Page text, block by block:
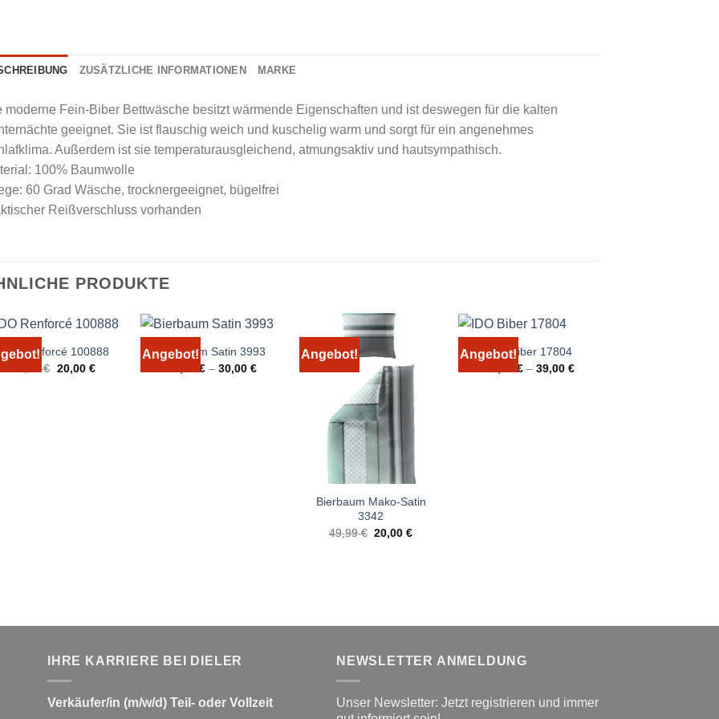
ZUSÄTZLICHE INFORMATIONEN MARKE
moderne Fein-Biber Bettwäsche besitzt wärmende Eigenschaften und ist deswegen für die kalten
geeignet. Sie ist flauschig weich und kuschelig warm und sorgt für ein angenehmes
Außerdem ist sie temperaturausgleichend, atmungsaktiv und hautsympathisch.
100% Baumwolle
60 Grad Wäsche, trocknergeeignet, bügelfrei
Reißverschluss vorhanden
PRODUKTE
Renforcé 100888
24,99€ Ursprünglicher
20,00 €Aktueller
Angebot!
Bierbaum Satin 3993
€ –30,00€
Angebot!
Bierbaum Mako-Satin
3342
49,99€ Ursprünglicher
Preis
20,00€Aktueller
Angebot!IDO Biber 17804
€ –39,00€
IHRE KARRIERE BEI DIELER
Verkäufer/in (m/w/d) Teil- oder Vollzeit
NEWSLETTER ANMELDUNG
Unser Newsletter: Jetzt registrieren und immer